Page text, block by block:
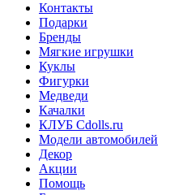
Контакты
Подарки
Бренды
Мягкие игрушки
Куклы
Фигурки
Медведи
Качалки
КЛУБ Cdolls.ru
Модели автомобилей
Декор
Акции
Помощь